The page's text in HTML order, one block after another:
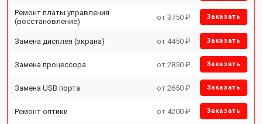
Ремонт платы управления
(восстановление)
от 3750 ₽ Заказать
Замена дисплея (экрана) от 4450 ₽ Заказать
Замена процессора от 2850 ₽ Заказать
Замена USB порта от 2650 ₽ Заказать
Ремонт оптики от 4200 ₽ Заказать